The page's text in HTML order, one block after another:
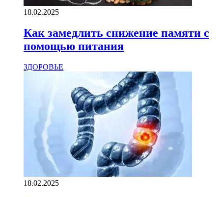
18.02.2025
Как замедлить снижение памяти с
помощью питания
ЗДОРОВЬЕ
18.02.2025